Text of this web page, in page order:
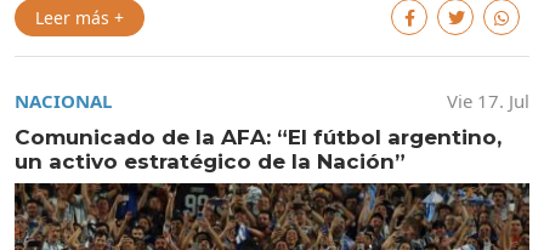
Leer más +
NACIONAL
Vie 17. Jul
Comunicado de la AFA: “El fútbol argentino,
un activo estratégico de la Nación”